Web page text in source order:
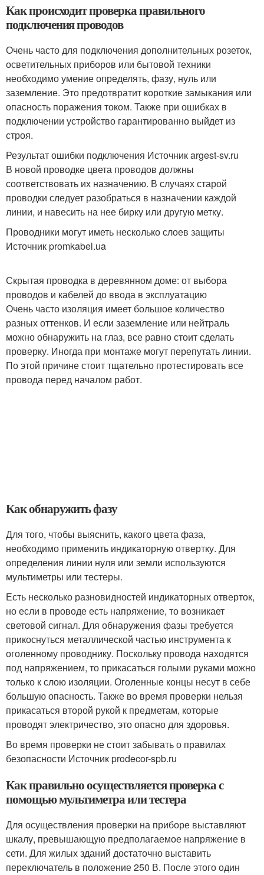
Как происходит проверка правильного
подключения проводов
Очень часто для подключения дополнительных розеток,
осветительных приборов или бытовой техники
необходимо умение определять, фазу, нуль или
заземление. Это предотвратит короткие замыкания или
опасность поражения током. Также при ошибках в
подключении устройство гарантированно выйдет из
строя.
Результат ошибки подключения Источник argest-sv.ru
В новой проводке цвета проводов должны
соответствовать их назначению. В случаях старой
проводки следует разобраться в назначении каждой
линии, и навесить на нее бирку или другую метку.
Проводники могут иметь несколько слоев защиты
Источник promkabel.ua
Скрытая проводка в деревянном доме: от выбора
проводов и кабелей до ввода в эксплуатацию
Очень часто изоляция имеет большое количество
разных оттенков. И если заземление или нейтраль
можно обнаружить на глаз, все равно стоит сделать
проверку. Иногда при монтаже могут перепутать линии.
По этой причине стоит тщательно протестировать все
провода перед началом работ.
Как обнаружить фазу
Для того, чтобы выяснить, какого цвета фаза,
необходимо применить индикаторную отвертку. Для
определения линии нуля или земли используются
мультиметры или тестеры.
Есть несколько разновидностей индикаторных отверток,
но если в проводе есть напряжение, то возникает
световой сигнал. Для обнаружения фазы требуется
прикоснуться металлической частью инструмента к
оголенному проводнику. Поскольку провода находятся
под напряжением, то прикасаться голыми руками можно
только к слою изоляции. Оголенные концы несут в себе
большую опасность. Также во время проверки нельзя
прикасаться второй рукой к предметам, которые
проводят электричество, это опасно для здоровья.
Во время проверки не стоит забывать о правилах
безопасности Источник prodecor-spb.ru
Как правильно осуществляется проверка с
помощью мультиметра или тестера
Для осуществления проверки на приборе выставляют
шкалу, превышающую предполагаемое напряжение в
сети. Для жилых зданий достаточно выставить
переключатель в положение 250 В. После этого один